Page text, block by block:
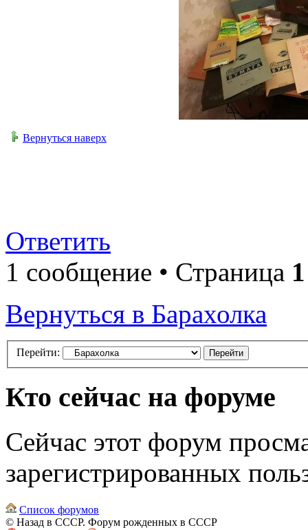
Вернуться наверх
Ответить
1 сообщение • Страница 1
Вернуться в Барахолка
Перейти:
Кто сейчас на форуме
Сейчас этот форум
зарегистрированных
Список форумов
© Назад в СССР. Форум рожденных в СССР